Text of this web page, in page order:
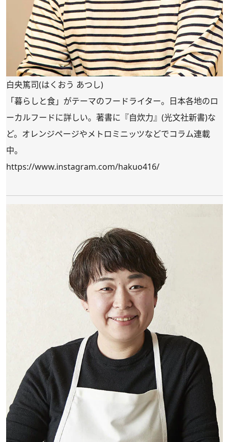
白央篤司(はくおう あつし)
「暮らしと食」がテーマのフードライター。日本各地のロ
ーカルフードに詳しい。著書に『自炊力』(光文社新書)な
ど。オレンジページやメトロミニッツなどでコラム連載
中。
https://www.instagram.com/hakuo416/